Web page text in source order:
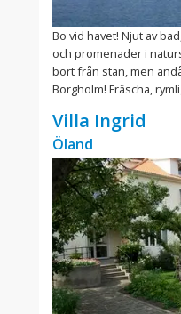
Bo vid havet! Njut av
och promenader i
bort från stan, men
Borgholm! Fräscha,
Villa Ingrid
Öland